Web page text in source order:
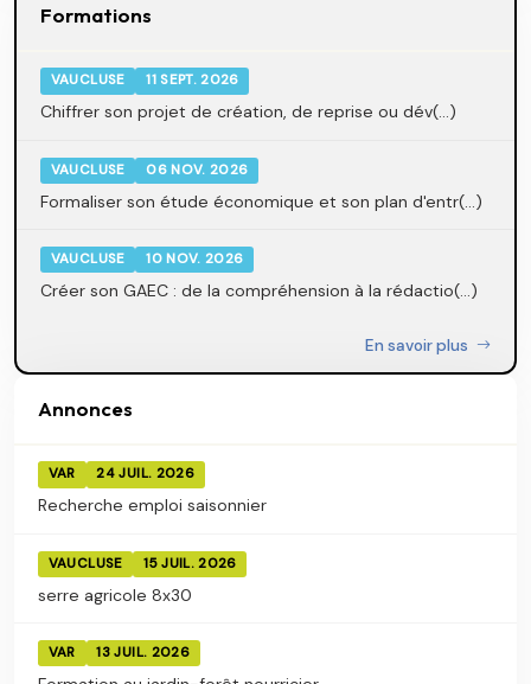
Formations
VAUCLUSE 11 SEPT. 2026
Chiffrer son projet de création, de reprise ou dév(...)
VAUCLUSE 06 NOV. 2026
Formaliser son étude économique et son plan d'entr(...)
VAUCLUSE 10 NOV. 2026
Créer son GAEC : de la compréhension à la rédactio(...)
En savoir plus
Annonces
VAR 24 JUIL. 2026
Recherche emploi saisonnier
VAUCLUSE 15 JUIL. 2026
serre agricole 8x30
VAR 13 JUIL. 2026